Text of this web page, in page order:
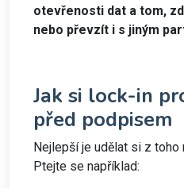
otevřenosti dat a tom,
nebo převzít i s jiným
Jak si lock-in
před podpisem
Nejlepší je udělat si z toho
Ptejte se například: